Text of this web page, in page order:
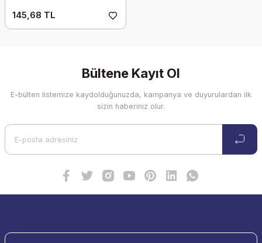
145,68 TL
Bültene Kayıt Ol
E-bülten listemize kaydolduğunuzda, kampanya ve duyurulardan ilk
sizin haberiniz olur.